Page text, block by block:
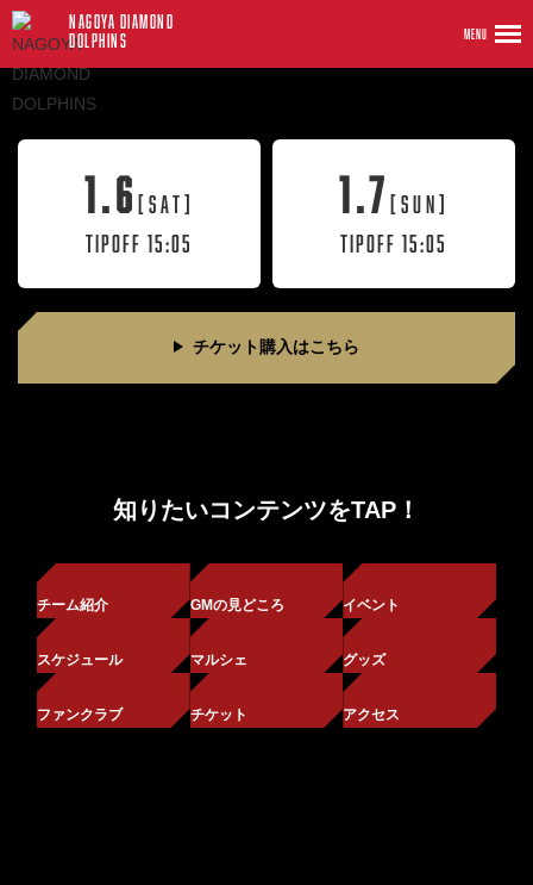
NAGOYA DIAMOND
DOLPHINS
MENU
1.6 [SAT]
TIPOFF 15:05
1.7 [SUN]
TIPOFF 15:05
チケット購入はこちら
知りたいコンテンツをTAP！
チーム紹介 GMの見どころ イベント
スケジュール マルシェ グッズ
ファンクラブ チケット アクセス